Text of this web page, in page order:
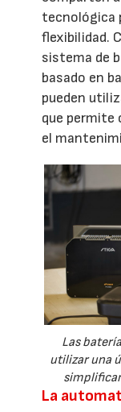
tecnológica
flexibilidad.
sistema de
basado en
pueden
que permite
el
Las
utilizar una
La